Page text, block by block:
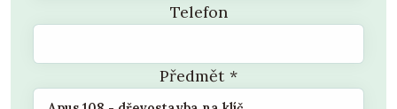
Telefon
Předmět*